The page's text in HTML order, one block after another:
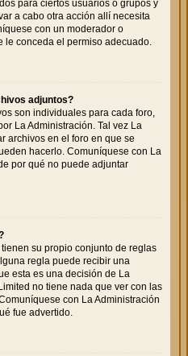
para ciertos usuarios o grupos y
a cabo otra acción allí necesita
con un moderador o
conceda el permiso adecuado.
adjuntos?
son individuales para cada foro,
La Administración. Tal vez La
archivos en el foro en que se
hacerlo. Comuníquese con La
por qué no puede adjuntar
su propio conjunto de reglas
regla puede recibir una
esta es una decisión de La
no tiene nada que ver con las
con La Administración
fue advertido.